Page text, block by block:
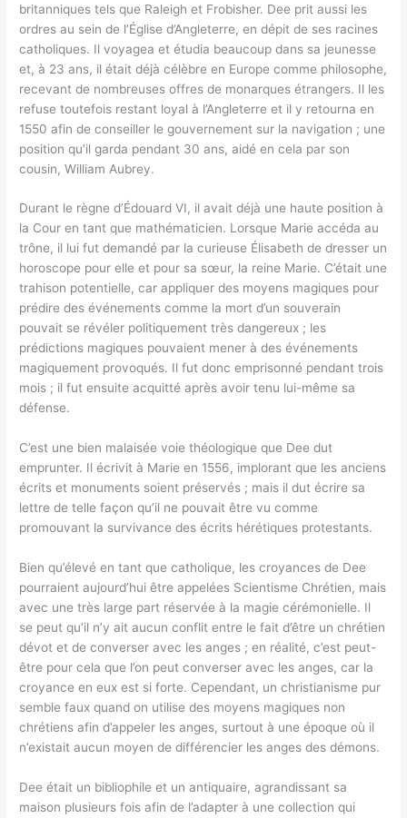
britanniques tels que Raleigh et Frobisher. Dee prit aussi les
ordres au sein de l’Église d’Angleterre, en dépit de ses racines
catholiques. Il voyagea et étudia beaucoup dans sa jeunesse
et, à 23 ans, il était déjà célèbre en Europe comme philosophe,
recevant de nombreuses offres de monarques étrangers. Il les
refuse toutefois restant loyal à l’Angleterre et il y retourna en
1550 afin de conseiller le gouvernement sur la navigation ; une
position qu’il garda pendant 30 ans, aidé en cela par son
cousin, William Aubrey.
Durant le règne d’Édouard VI, il avait déjà une haute position à
la Cour en tant que mathématicien. Lorsque Marie accéda au
trône, il lui fut demandé par la curieuse Élisabeth de dresser un
horoscope pour elle et pour sa sœur, la reine Marie. C’était une
trahison potentielle, car appliquer des moyens magiques pour
prédire des événements comme la mort d’un souverain
pouvait se révéler politiquement très dangereux ; les
prédictions magiques pouvaient mener à des événements
magiquement provoqués. Il fut donc emprisonné pendant trois
mois ; il fut ensuite acquitté après avoir tenu lui-même sa
défense.
C’est une bien malaisée voie théologique que Dee dut
emprunter. Il écrivit à Marie en 1556, implorant que les anciens
écrits et monuments soient préservés ; mais il dut écrire sa
lettre de telle façon qu’il ne pouvait être vu comme
promouvant la survivance des écrits hérétiques protestants.
Bien qu’élevé en tant que catholique, les croyances de Dee
pourraient aujourd’hui être appelées Scientisme Chrétien, mais
avec une très large part réservée à la magie cérémonielle. Il
se peut qu’il n’y ait aucun conflit entre le fait d’être un chrétien
dévot et de converser avec les anges ; en réalité, c’est peut-
être pour cela que l’on peut converser avec les anges, car la
croyance en eux est si forte. Cependant, un christianisme pur
semble faux quand on utilise des moyens magiques non
chrétiens afin d’appeler les anges, surtout à une époque où il
n’existait aucun moyen de différencier les anges des démons.
Dee était un bibliophile et un antiquaire, agrandissant sa
maison plusieurs fois afin de l’adapter à une collection qui